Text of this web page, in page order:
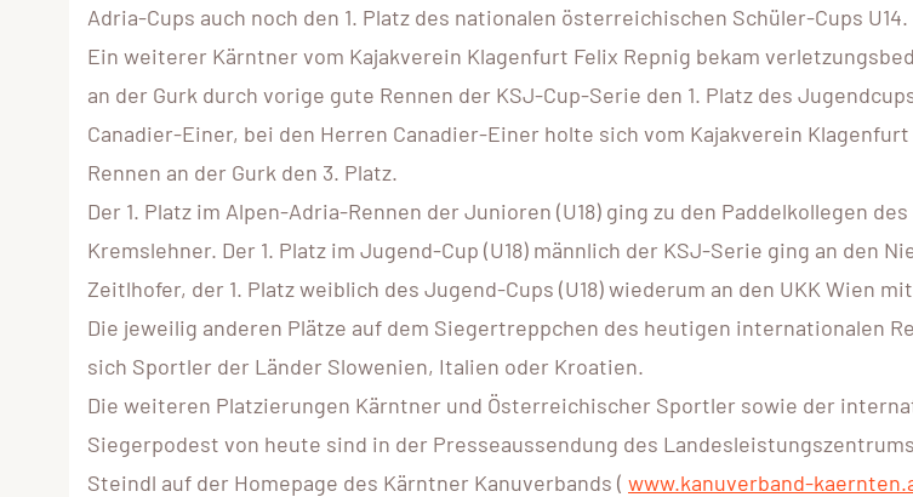
Adria-Cups auch noch den 1. Platz des nationalen österreichischen Schüler-Cups U14.
Ein weiterer Kärntner vom Kajakverein Klagenfurt Felix Repnig bekam
an der Gurk durch vorige gute Rennen der KSJ-Cup-Serie den 1. Platz des
Canadier-Einer, bei den Herren Canadier-Einer holte sich vom Kajakverein
Rennen an der Gurk den 3. Platz.
Der 1. Platz im Alpen-Adria-Rennen der Junioren (U18) ging zu den Paddelkollegen
Kremslehner. Der 1. Platz im Jugend-Cup (U18) männlich der KSJ-Serie ging an den
Zeitlhofer, der 1. Platz weiblich des Jugend-Cups (U18) wiederum an den UKK Wien
Die jeweilig anderen Plätze auf dem Siegertreppchen des heutigen internationalen
sich Sportler der Länder Slowenien, Italien oder Kroatien.
Die weiteren Platzierungen Kärntner und Österreichischer Sportler sowie der
Siegerpodest von heute sind in der Presseaussendung des
Steindl auf der Homepage des Kärntner Kanuverbands ( www.kanuverband-